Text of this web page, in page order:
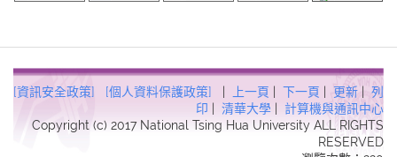
[資訊安全政策] [個人資料保護政策] | 上一頁 | 下一頁 | 更新 | 列
印 | 清華大學 | 計算機與通訊中心
Copyright (c) 2017 National Tsing Hua University ALL RIGHTS
RESERVED